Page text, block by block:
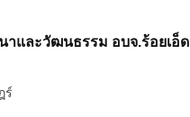
าและวัฒนธรรม อบจ.ร้อยเอ็ด
ร์